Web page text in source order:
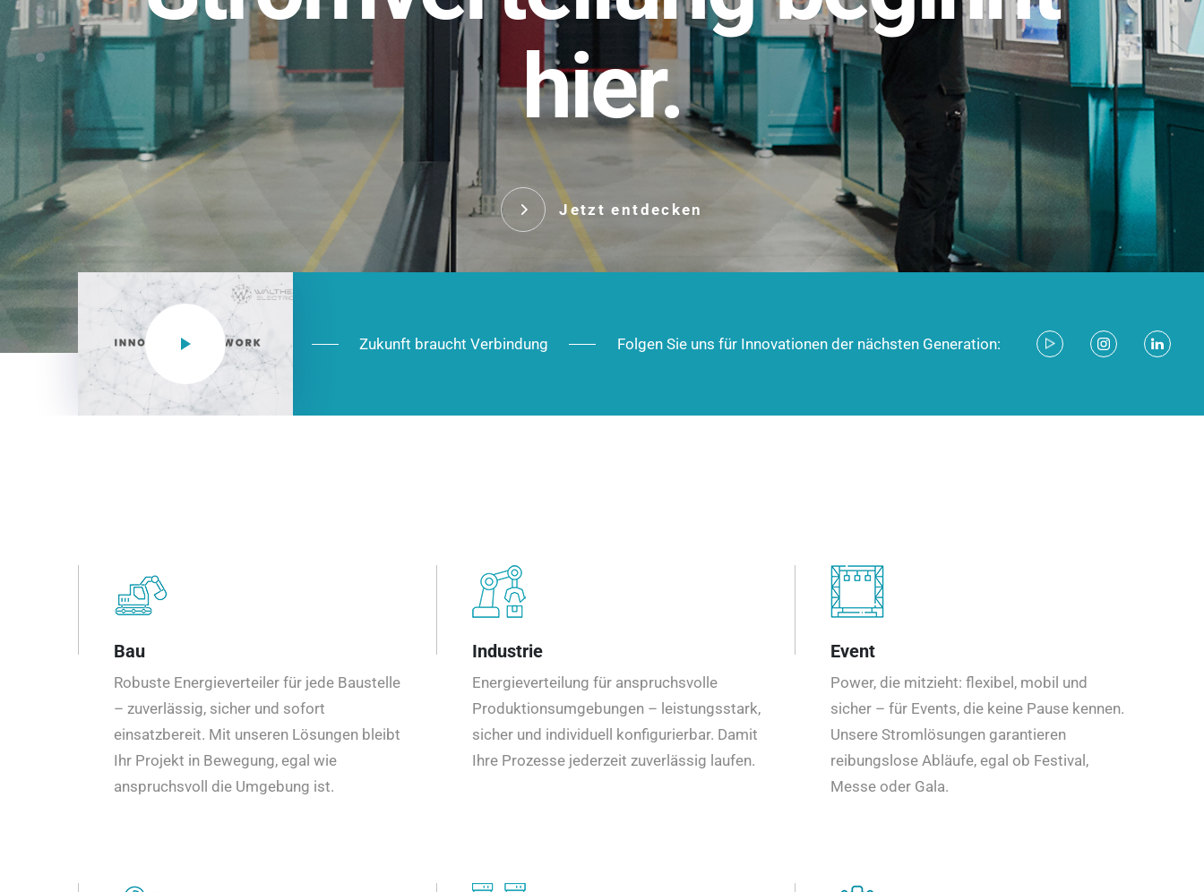
hier.
Jetzt entdecken
NEO CEE: Energieverteilung mit System. Robust im Alltag,
effizient in der Installation, zukunftsfähig im Ausbau.
Das innovative Stecksystem für industrielle Anwendungen –
robust, IP-geschützt und zukunftsfähig.
Jetzt entdecken
Zukunft braucht Verbindung Folgen Sie uns für Innovationen der nächsten Generation:
Bau
Robuste Energieverteiler für jede Baustelle
– zuverlässig, sicher und sofort
einsatzbereit. Mit unseren Lösungen bleibt
Ihr Projekt in Bewegung, egal wie
anspruchsvoll die Umgebung ist.
Industrie
Energieverteilung für anspruchsvolle
Produktionsumgebungen – leistungsstark,
sicher und individuell konfigurierbar. Damit
Ihre Prozesse jederzeit zuverlässig laufen.
Event
Power, die mitzieht: flexibel, mobil und
sicher – für Events, die keine Pause kennen.
Unsere Stromlösungen garantieren
reibungslose Abläufe, egal ob Festival,
Messe oder Gala.